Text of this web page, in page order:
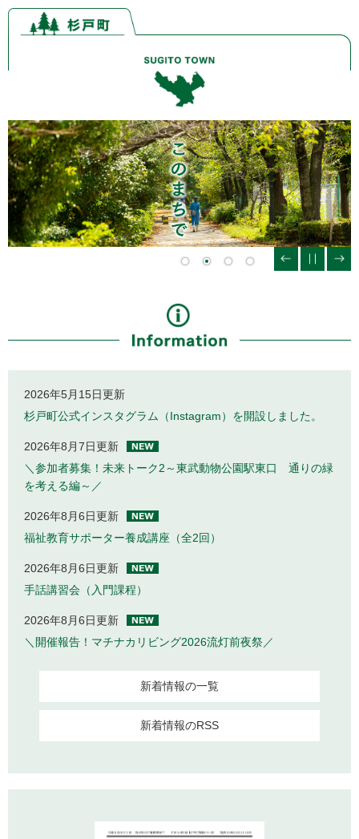
ペ
す。
メ
し
て
本
文
へ
2026年5月15日更新
杉戸町公式インスタグラム（Instagram）を開設しました。
2026年8月7日更新
＼参加者募集！未来トーク2～東武動物公園駅東口 通りの緑
を考える編～／
2026年8月6日更新
福祉教育サポーター養成講座（全2回）
2026年8月6日更新
手話講習会（入門課程）
2026年8月6日更新
＼開催報告！マチナカリビング2026流灯前夜祭／
新着情報の一覧
新着情報のRSS